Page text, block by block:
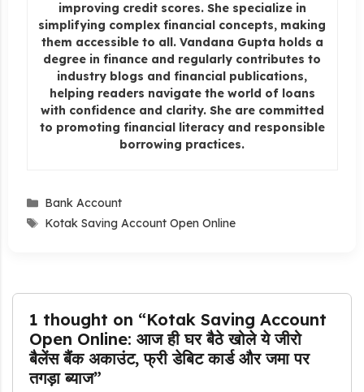
improving credit scores. She specialize in
simplifying complex financial concepts, making
them accessible to all. Vandana Gupta holds a
degree in finance and regularly contributes to
industry blogs and financial publications,
helping readers navigate the world of loans
with confidence and clarity. She are committed
to promoting financial literacy and responsible
borrowing practices.
Categories
Bank Account
Tags
Kotak Saving Account Open Online
1 thought on “Kotak Saving Account
Open Online: आज ही घर बैठे खोले ये जीरो
बैलेंस बैंक अकाउंट, फ्री डेबिट कार्ड और जमा पर
तगड़ा ब्याज”